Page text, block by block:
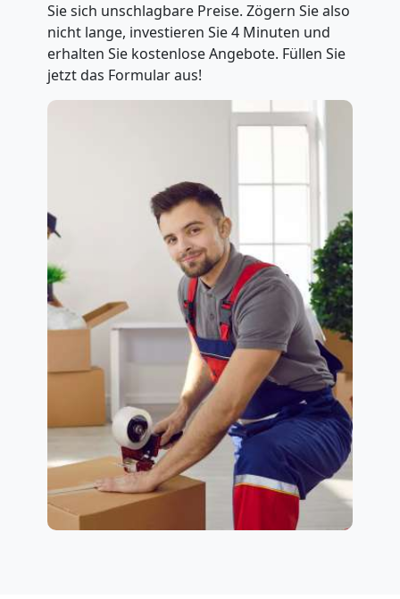
Sie sich unschlagbare Preise. Zögern Sie also
nicht lange, investieren Sie 4 Minuten und
erhalten Sie kostenlose Angebote. Füllen Sie
jetzt das Formular aus!